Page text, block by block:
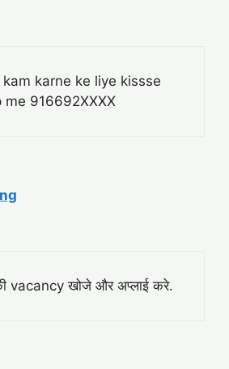
karne ke liye kissse
916692XXXX
vacancy खोजे और अप्लाई करे.